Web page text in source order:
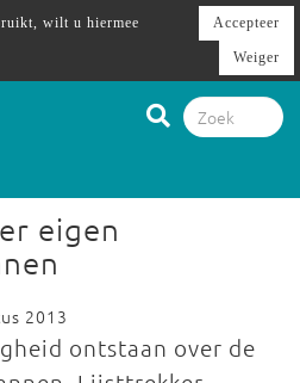
eigen
2013
ontstaan over de
wilt u hiermee
Accepteer
Weiger